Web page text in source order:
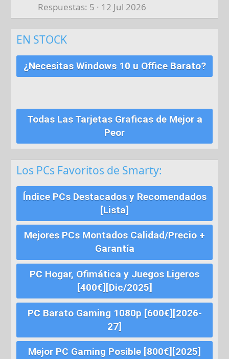
Respuestas 5 12 Jul 2026
EN STOCK
¿Necesitas Windows 10 u Office Barato?
Todas Las Tarjetas Graficas de Mejor a
Peor
Los PCs Favoritos de Smarty:
Índice PCs Destacados y Recomendados
[Lista]
Mejores PCs Montados Calidad/Precio +
Garantía
PC Hogar, Ofimática y Juegos Ligeros
[400€][Dic/2025]
PC Barato Gaming 1080p [600€][2026-
27]
Mejor PC Gaming Posible [800€][2025]